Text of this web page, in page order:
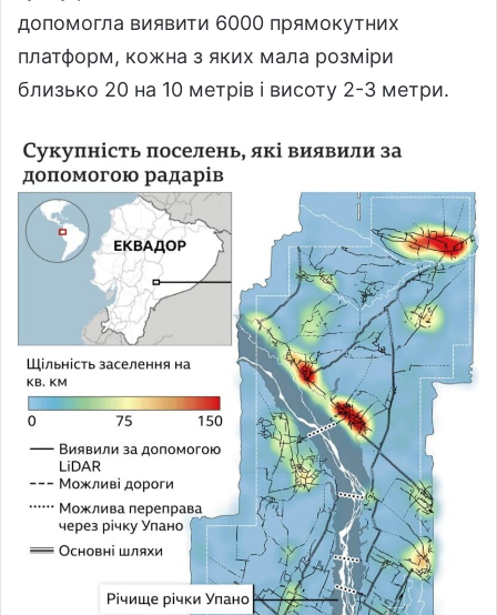
допомогла виявити 6000 прямокутних
платформ, кожна з яких мала розміри
близько 20 на 10 метрів і висоту 2-3 метри.